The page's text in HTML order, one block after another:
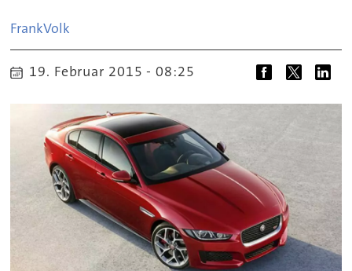
FrankVolk
19. Februar 2015 - 08:25